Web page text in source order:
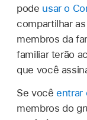
pode usar o
compartilhar
membros da
familiar terão
que você
Se vocêentrar
membros do